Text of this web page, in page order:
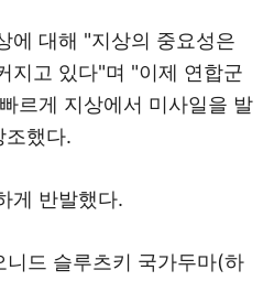
에 대해 "지상의 중요성은
지고 있다"며 "이제 연합군
르게 지상에서 미사일을 발
조했다.
게 반발했다.
니드 슬루츠키 국가두마(하